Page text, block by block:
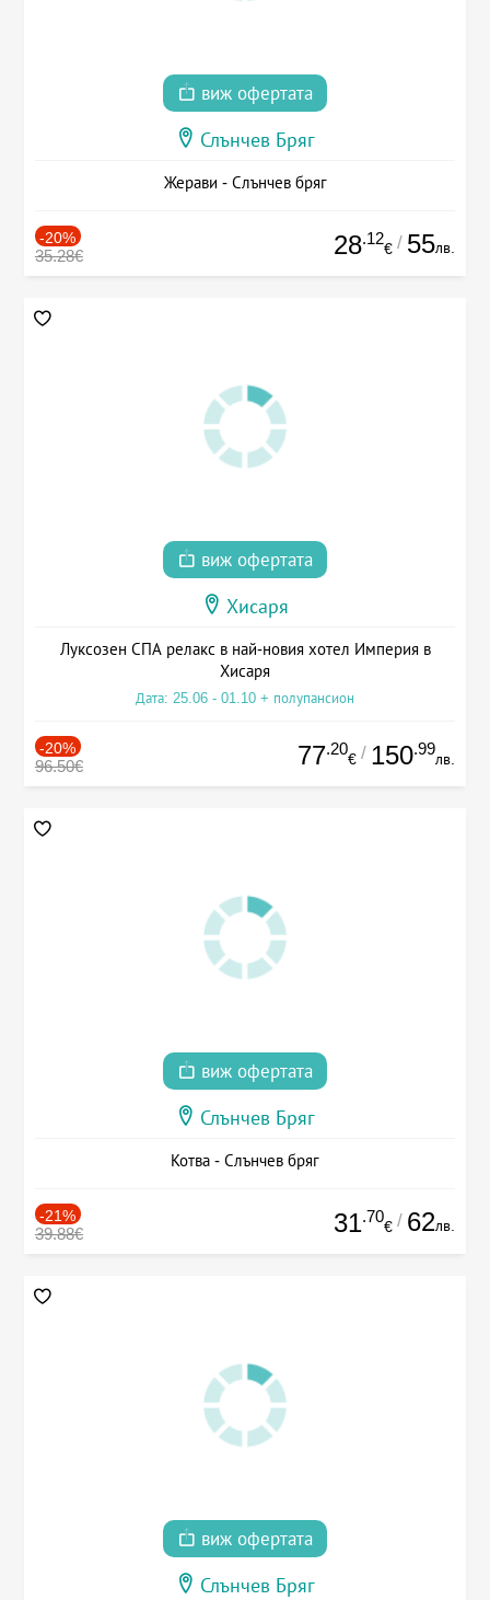
виж офертата
Слънчев Бряг
Жерави - Слънчев бряг
-20%
35.28€ 28.12
€ / 55лв.
виж офертата
Хисаря
Луксозен СПА релакс в най-новия хотел Империя в
Хисаря
Дата: 25.06 - 01.10 + полупансион
-20%
96.50€ 77.20
€ / 150.99
лв.
виж офертата
Слънчев Бряг
Котва - Слънчев бряг
-21%
39.88€ 31.70
€ / 62лв.
виж офертата
Слънчев Бряг